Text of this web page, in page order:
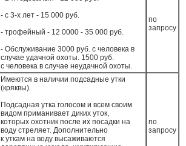
- с 3-х лет - 15 000 руб.
- трофейный - 12 0000 - 35 000 руб.
- Обслуживание 3000 руб. с человека в
случае удачной охоты. 1500 руб.
с человека в случае неудачной охоты.
по
запросу
Имеются в наличии подсадные утки
(кряквы).
Подсадная утка голосом и всем своим
видом приманивает диких уток,
которых охотник после их посадки на
воду стреляет. Дополнительно
к уткам на воду высаживаются
по
запросу